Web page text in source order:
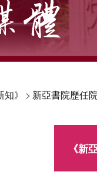
》 > 新亞書院歷任
《新